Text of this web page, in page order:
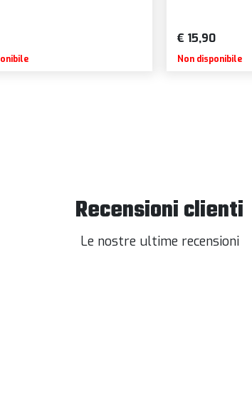
€ 15,90
Non disponibile
Recensioni clienti
Le nostre ultime recensioni